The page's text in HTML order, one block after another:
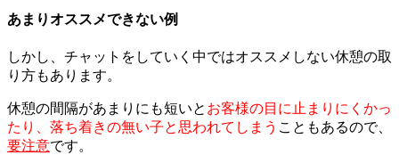
あまりオススメできない例
しかし、チャットをしていく中ではオススメしない休憩の取
り方もあります。
休憩の間隔があまりにも短いと お客様の目に止まりにくかっ
たり、落ち着きの無い子と思われてしまう こともあるので、
要注意です。